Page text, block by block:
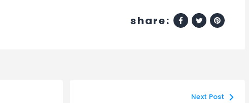
share:
Next Post